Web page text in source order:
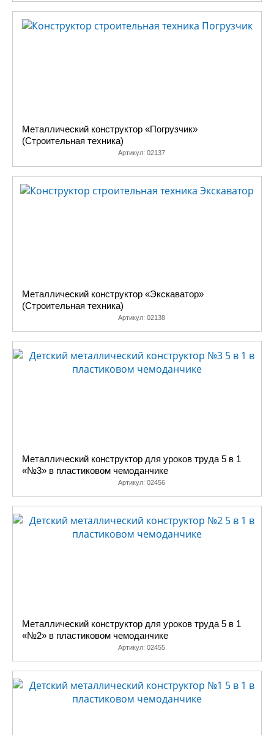
Металлический конструктор «Погрузчик»
(Строительная техника)
Артикул: 02137
Металлический конструктор «Экскаватор»
(Строительная техника)
Артикул: 02138
Металлический конструктор для уроков труда 5 в 1
«№3» в пластиковом чемоданчике
Артикул: 02456
Металлический конструктор для уроков труда 5 в 1
«№2» в пластиковом чемоданчике
Артикул: 02455